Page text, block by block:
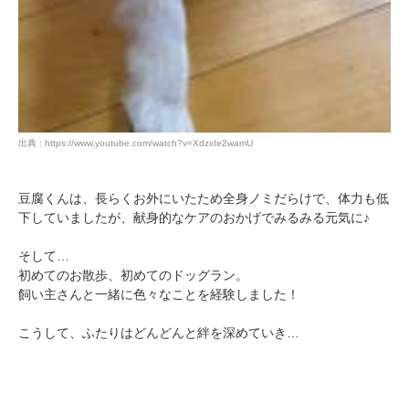
出典 : https://www.youtube.com/watch?v=XdzxIe2wamU
豆腐くんは、長らくお外にいたため全身ノミだらけで、体力も低
下していましたが、献身的なケアのおかげでみるみる元気に♪
そして…
初めてのお散歩、初めてのドッグラン。
飼い主さんと一緒に色々なことを経験しました！
こうして、ふたりはどんどんと絆を深めていき…
pecodogs
pecocats
PECOアプリをダウンロード済みの方